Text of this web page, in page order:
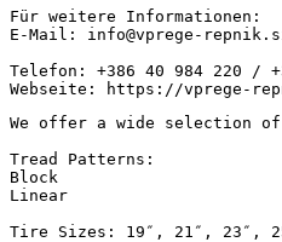
Für weitere Informationen:
E-Mail: info@vprege-
Telefon: +386 40 984 220 /
Webseite: https://vprege-
We offer a wide selection
Tread Patterns:
Block
Linear
Tire Sizes: 19″, 21″, 23″,